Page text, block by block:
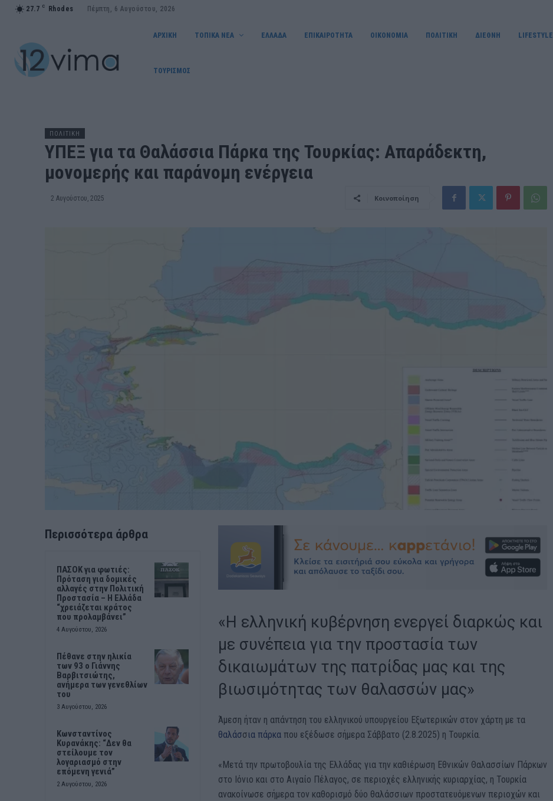
27.7 C Rhodes Πέμπτη, 6 Αυγούστου, 2026
ΑΡΧΙΚΗ ΤΟΠΙΚΑ ΝΕΑ ΕΛΛΑΔΑ ΕΠΙΚΑΙΡΟΤΗΤΑ OIKONOMIA ΠΟΛΙΤΙΚΗ ΔΙΕΘΝΗ LIFESTYLE
ΤΟΥΡΙΣΜΟΣ
ΠΟΛΙΤΙΚΗ
ΥΠΕΞ για τα Θαλάσσια Πάρκα της Τουρκίας: Απαράδεκτη,
μονομερής και παράνομη ενέργεια
2 Αυγούστου, 2025 Κοινοποίηση
Περισσότερα άρθρα
ΠΑΣΟΚ για φωτιές:
Πρόταση για δομικές
αλλαγές στην Πολιτική
Προστασία – Η Ελλάδα
“χρειάζεται κράτος
που προλαμβάνει”
4 Αυγούστου, 2026
Πέθανε στην ηλικία
των 93 ο Γιάννης
Βαρβιτσιώτης,
ανήμερα των γενεθλίων
του
3 Αυγούστου, 2026
Κωνσταντίνος
Κυρανάκης: “Δεν θα
στείλουμε τον
λογαριασμό στην
επόμενη γενιά”
2 Αυγούστου, 2026
«Η ελληνική κυβέρνηση ενεργεί διαρκώς και
με συνέπεια για την προστασία των
δικαιωμάτων της πατρίδας μας και της
βιωσιμότητας των θαλασσών μας»
Άμεση ήταν η απάντηση του ελληνικού υπουργείου Εξωτερικών στον χάρτη με τα
θαλάσσια πάρκαπου εξέδωσε σήμερα Σάββατο (2.8.2025) η Τουρκία.
«Μετά την πρωτοβουλία της Ελλάδας για την καθιέρωση Εθνικών Θαλασσίων Πάρκων
στο Ιόνιο και στο Αιγαίο Πέλαγος, σε περιοχές ελληνικής κυριαρχίας, η Τουρκία
ανακοίνωσε σήμερα τον καθορισμό δύο θαλάσσιων προστατευόμενων περιοχών και